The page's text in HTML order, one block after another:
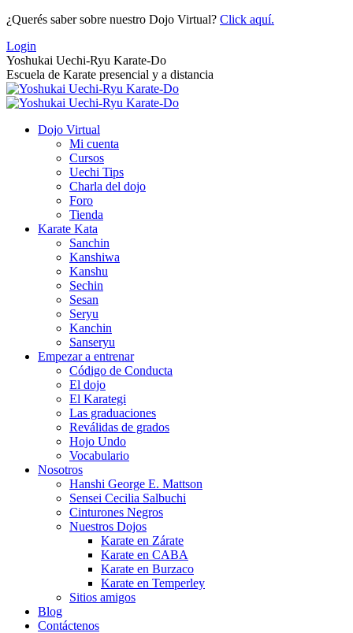
Saltar
contenido
¿Querés saber sobre nuestro Dojo Virtual? Click aquí.
Login
Yoshukai Uechi-Ryu Karate-Do
Escuela de Karate presencial y a distancia
Dojo Virtual
Mi cuenta
Cursos
Uechi Tips
Charla del dojo
Foro
Tienda
Karate Kata
Sanchin
Kanshiwa
Kanshu
Sechin
Sesan
Seryu
Kanchin
Sanseryu
Empezar a entrenar
Código de Conducta
El dojo
El Karategi
Las graduaciones
Reválidas de grados
Hojo Undo
Vocabulario
Nosotros
Hanshi George E. Mattson
Sensei Cecilia Salbuchi
Cinturones Negros
Nuestros Dojos
Karate en Zárate
Karate en CABA
Karate en Burzaco
Karate en Temperley
Sitios amigos
Blog
Contáctenos